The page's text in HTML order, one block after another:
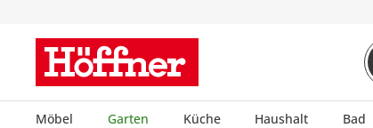
Möbel Garten Küche Haushalt Bad